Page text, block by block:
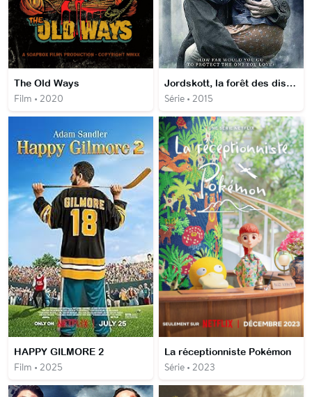
The Old Ways
Film • 2020
Jordskott, la forêt des disparus
Série • 2015
HAPPY GILMORE 2
Film • 2025
La réceptionniste Pokémon
Série • 2023